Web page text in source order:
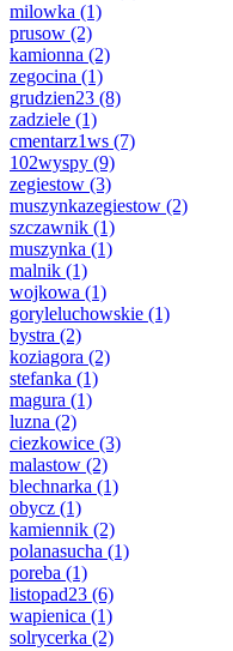
milowka (1)
prusow (2)
kamionna (2)
zegocina (1)
grudzien23 (8)
zadziele (1)
cmentarz1ws (7)
102wyspy (9)
zegiestow (3)
muszynkazegiestow (2)
szczawnik (1)
muszynka (1)
malnik (1)
wojkowa (1)
goryleluchowskie (1)
bystra (2)
koziagora (2)
stefanka (1)
magura (1)
luzna (2)
ciezkowice (3)
malastow (2)
blechnarka (1)
obycz (1)
kamiennik (2)
polanasucha (1)
poreba (1)
listopad23 (6)
wapienica (1)
solrycerka (2)